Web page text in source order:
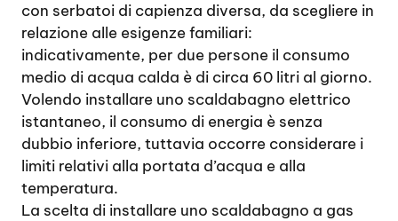
con serbatoi di capienza diversa, da scegliere in
relazione alle esigenze familiari:
indicativamente, per due persone il consumo
medio di acqua calda è di circa 60 litri al giorno.
Volendo installare uno scaldabagno elettrico
istantaneo, il consumo di energia è senza
dubbio inferiore, tuttavia occorre considerare i
limiti relativi alla portata d’acqua e alla
temperatura.
La scelta di installare uno scaldabagno a gas